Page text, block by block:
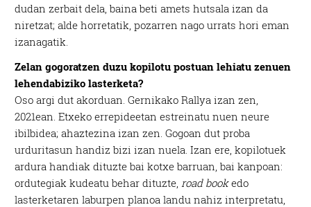
dudan zerbait dela, baina beti amets hutsala izan da
niretzat; alde horretatik, pozarren nago urrats hori eman
izanagatik.
Zelan gogoratzen duzu kopilotu postuan lehiatu zenuen
lehendabiziko lasterketa?
Oso argi dut akorduan. Gernikako Rallya izan zen,
2021ean. Etxeko errepideetan estreinatu nuen neure
ibilbidea; ahaztezina izan zen. Gogoan dut proba
urduritasun handiz bizi izan nuela. Izan ere, kopilotuek
ardura handiak dituzte bai kotxe barruan, bai kanpoan:
ordutegiak kudeatu behar dituzte, road bookedo
lasterketaren laburpen planoa landu nahiz interpretatu,